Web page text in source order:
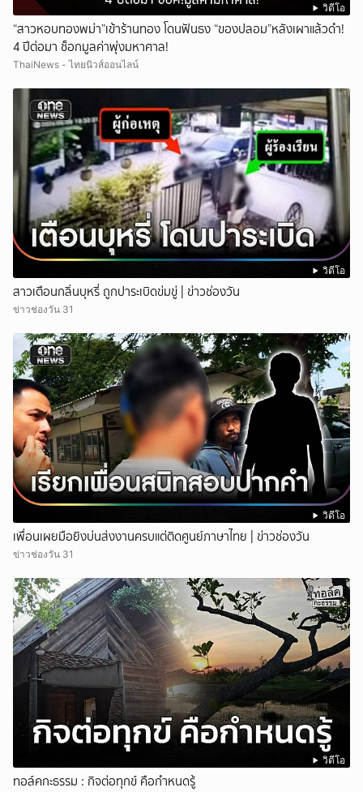
วิดีโอ
“สาวหอบทองพม่า”เข้าร้านทอง โดนฟันธง “ของปลอม”หลังเผาแล้วดำ!
4 ปีต่อมา ช็อกมูลค่าพุ่งมหาศาล!
ThaiNews - ไทยนิวส์ออนไลน์
วิดีโอ
สาวเตือนกลิ่นบุหรี่ ถูกปาระเบิดข่มขู่ | ข่าวช่องวัน
ข่าวช่องวัน 31
วิดีโอ
เพื่อนเผยมือยิงบ่นส่งงานครบแต่ติดศูนย์ภาษาไทย | ข่าวช่องวัน
ข่าวช่องวัน 31
วิดีโอ
ทอล์คกะธรรม : กิจต่อทุกข์ คือกำหนดรู้